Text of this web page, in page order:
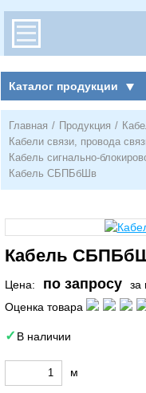
Каталог продукции
Главная / Продукция /
Кабели связи, провода
Кабель сигнально-
Кабель СБПБбШв
Кабель
Цена: по запросу
за
Оценка товара
В наличии
м